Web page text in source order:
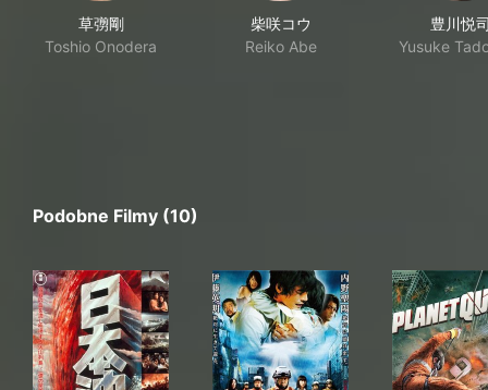
草彅剛
Toshio Onodera
柴咲コウ
Reiko Abe
豊川悦
Yusuke
Podobne Filmy (10)